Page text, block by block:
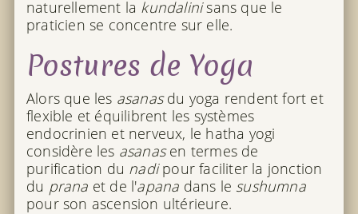
naturellement la kundalinisans que le
praticien se concentre sur elle.
Postures de Yoga
Alors que les asanasdu yoga rendent fort et
flexible et équilibrent les systèmes
endocrinien et nerveux, le hatha yogi
considère les asanasen termes de
purification du nadipour faciliter la jonction
du prana et de l'apana dans le sushumna
pour son ascension ultérieure.